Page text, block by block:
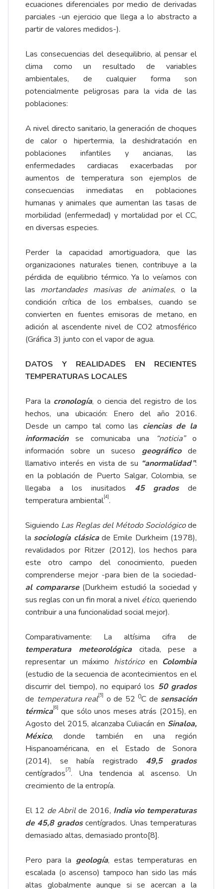
ecuaciones diferenciales por medio de derivadas
parciales -un ejercicio que llega a lo abstracto a
partir de valores medidos-).
Las consecuencias del desequilibrio, al pensar el
clima como un resultado de variables
ambientales, de cualquier forma son
potencialmente peligrosas para la vida de las
poblaciones:
A nivel directo sanitario, la generación de choques
de calor o hipertermia, la deshidratación en
poblaciones infantiles y ancianas, las
enfermedades cardiacas exacerbadas por
aumentos de temperatura son ejemplos de
consecuencias inmediatas en poblaciones
humanas y animales que aumentan las tasas de
morbilidad (enfermedad) y mortalidad por el CC,
en diversas especies.
Perder la capacidad amortiguadora, que las
organizaciones naturales tienen, contribuye a la
pérdida de equilibrio térmico. Ya lo veíamos con
las mortandades masivas de animales, o la
condición crítica de los embalses, cuando se
convierten en fuentes emisoras de metano, en
adición al ascendente nivel de CO2 atmosférico
(Gráfica 3) junto con el vapor de agua.
DATOS Y REALIDADES EN RECIENTES
TEMPERATURAS LOCALES
Para la cronología, o ciencia del registro de los
hechos, una ubicación: Enero del año 2016.
Desde un campo tal como las ciencias de la
informaciónse comunicaba una “noticia”o
información sobre un suceso geográficode
llamativo interés en vista de su “anormalidad”:
en la población de Puerto Salgar, Colombia, se
llegaba a los inusitados 45 gradosde
temperatura ambiental[4].
Siguiendo Las Reglas del Método Sociológicode
la sociología clásicade Emile Durkheim (1978),
revalidados por Ritzer (2012), los hechos para
este otro campo del conocimiento, pueden
comprenderse mejor -para bien de la sociedad-
al compararse(Durkheim estudió la sociedad y
sus reglas con un fin moral a nivelético, queriendo
contribuir a una funcionalidad social mejor).
Comparativamente: La altísima cifra de
temperatura
meteorológicacitada, pese a
representar un máximo históricoen Colombia
(estudio de la secuencia de acontecimientos en el
discurrir del tiempo), no equiparó los 50 grados
de temperatura real[5] o de 52 0C de sensación
térmica[6] que sólo unos meses atrás (2015), en
Agosto del 2015, alcanzaba Culiacán en Sinaloa,
México, donde también en una región
Hispanoaméricana, en el Estado de Sonora
(2014), se había registrado 49,5 grados
centígrados[7]. Una tendencia al ascenso. Un
crecimiento de la entropía.
El 12 de Abrilde 2016, India vio temperaturas
de 45,8 gradoscentígrados. Unas temperaturas
demasiado altas, demasiado pronto[8].
Pero para la geología, estas temperaturas en
escalada (o ascenso) tampoco han sido las más
altas globalmente aunque si se acercan a la